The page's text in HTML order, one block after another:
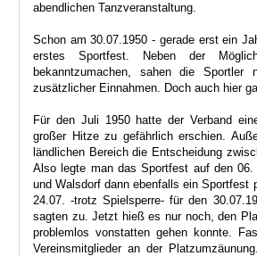
abendlichen Tanzveranstaltung.
Schon am 30.07.1950 - gerade erst ein
erstes Sportfest. Neben der
bekanntzumachen, sahen die
zusätzlicher Einnahmen. Doch auch hier
Für den Juli 1950 hatte der Verband
großer Hitze zu gefährlich erschien.
ländlichen Bereich die Entscheidung
Also legte man das Sportfest auf den
und Walsdorf dann ebenfalls ein
24.07. -trotz Spielsperre- für den
sagten zu. Jetzt hieß es nur noch, den
problemlos vonstatten gehen konnte.
Vereinsmitglieder an der